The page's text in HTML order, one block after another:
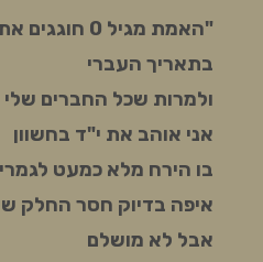
"האמת מגיל 0
בתאריך העברי
ולמרות שכל החברים שלי
אני אוהב את י"ד בחשוון
בו הירח מלא כמעט
איפה בדיוק חסר החלק
אבל לא מושלם